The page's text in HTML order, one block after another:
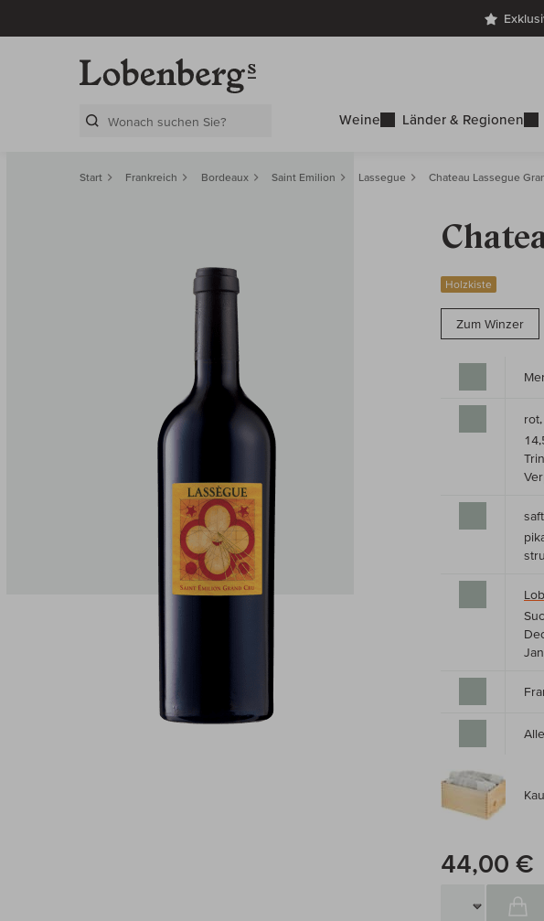
Weine Länder & Regionen
Start Frankreich Bordeaux Saint Emilion Lassegue Chateau Lassegue
Holzkiste
Zum Winzer
44,00 €